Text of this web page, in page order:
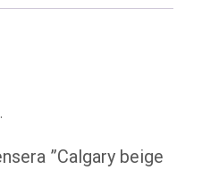
”Calgary beige